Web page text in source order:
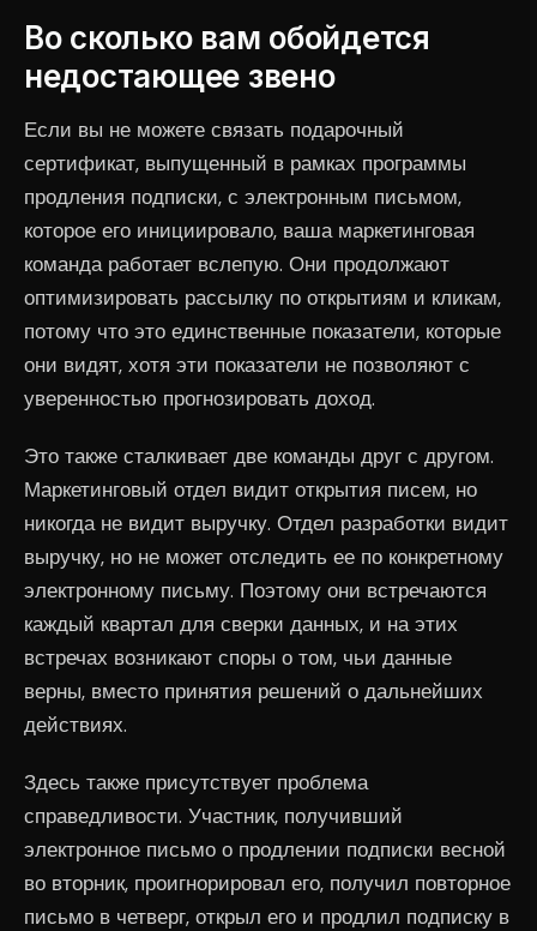
Во сколько вам обойдется
недостающее звено
Если вы не можете связать подарочный
сертификат, выпущенный в рамках программы
продления подписки, с электронным письмом,
которое его инициировало, ваша маркетинговая
команда работает вслепую. Они продолжают
оптимизировать рассылку по открытиям и кликам,
потому что это единственные показатели, которые
они видят, хотя эти показатели не позволяют с
уверенностью прогнозировать доход.
Это также сталкивает две команды друг с другом.
Маркетинговый отдел видит открытия писем, но
никогда не видит выручку. Отдел разработки видит
выручку, но не может отследить ее по конкретному
электронному письму. Поэтому они встречаются
каждый квартал для сверки данных, и на этих
встречах возникают споры о том, чьи данные
верны, вместо принятия решений о дальнейших
действиях.
Здесь также присутствует проблема
справедливости. Участник, получивший
электронное письмо о продлении подписки весной
во вторник, проигнорировал его, получил повторное
письмо в четверг, открыл его и продлил подписку в